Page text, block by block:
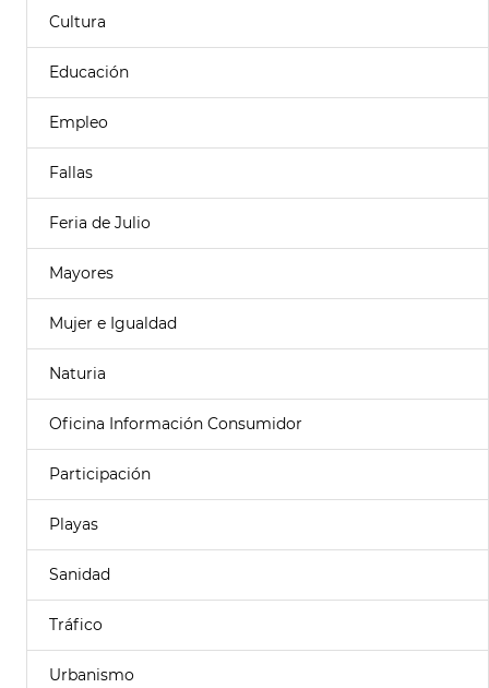
Cultura
Educación
Empleo
Fallas
Feria de Julio
Mayores
Mujer e Igualdad
Naturia
Oficina Información Consumidor
Participación
Playas
Sanidad
Tráfico
Urbanismo